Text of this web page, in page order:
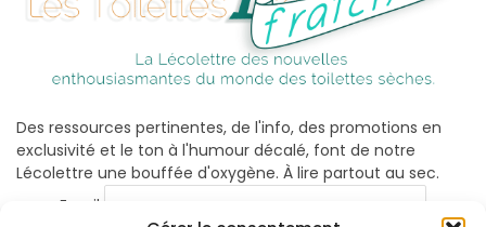
Des ressources pertinentes, de l'info, des promotions en
exclusivité et le ton à l'humour décalé, font de notre
Lécolettre une bouffée d'oxygène. À lire partout au sec.
Email